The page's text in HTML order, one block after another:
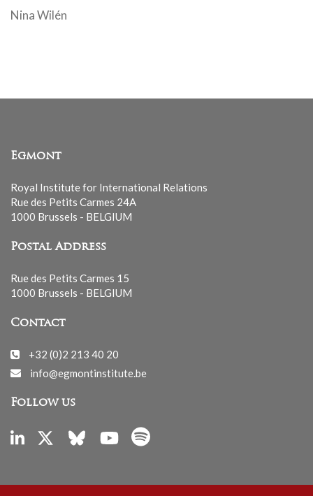
Nina Wilén
Egmont
Royal Institute for International Relations
Rue des Petits Carmes 24A
1000 Brussels - BELGIUM
Postal Address
Rue des Petits Carmes 15
1000 Brussels - BELGIUM
Contact
+32 (0)2 213 40 20
info@egmontinstitute.be
Follow us